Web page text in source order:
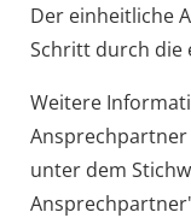
Der einheitliche
Schritt durch die
Weitere
unter dem